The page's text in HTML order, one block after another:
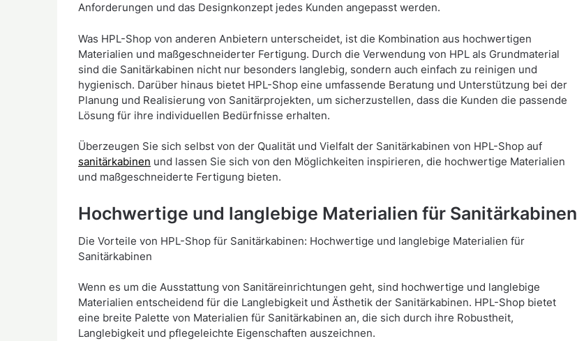
Anforderungen und das Designkonzept jedes Kunden angepasst werden.
Was HPL-Shop von anderen Anbietern unterscheidet, ist die Kombination aus hochwertigen
Materialien und maßgeschneiderter Fertigung. Durch die Verwendung von HPL als Grundmaterial
sind die Sanitärkabinen nicht nur besonders langlebig, sondern auch einfach zu reinigen und
hygienisch. Darüber hinaus bietet HPL-Shop eine umfassende Beratung und Unterstützung bei der
Planung und Realisierung von Sanitärprojekten, um sicherzustellen, dass die Kunden die passende
Lösung für ihre individuellen Bedürfnisse erhalten.
Überzeugen Sie sich selbst von der Qualität und Vielfalt der Sanitärkabinen von HPL-Shop auf
sanitärkabinen und lassen Sie sich von den Möglichkeiten inspirieren, die hochwertige Materialien
und maßgeschneiderte Fertigung bieten.
Hochwertige und langlebige Materialien für Sanitärkabinen
Die Vorteile von HPL-Shop für Sanitärkabinen: Hochwertige und langlebige Materialien für
Sanitärkabinen
Wenn es um die Ausstattung von Sanitäreinrichtungen geht, sind hochwertige und langlebige
Materialien entscheidend für die Langlebigkeit und Ästhetik der Sanitärkabinen. HPL-Shop bietet
eine breite Palette von Materialien für Sanitärkabinen an, die sich durch ihre Robustheit,
Langlebigkeit und pflegeleichte Eigenschaften auszeichnen.